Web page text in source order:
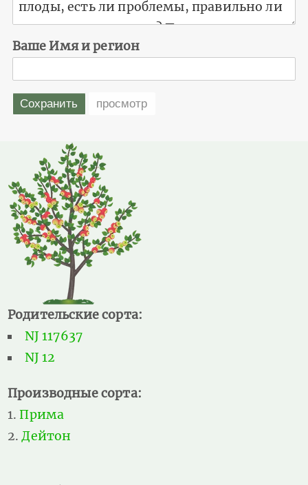
Ваше Имя и регион
Родительские сорта:
NJ 117637
NJ 12
Производные сорта:
Прима
Дейтон